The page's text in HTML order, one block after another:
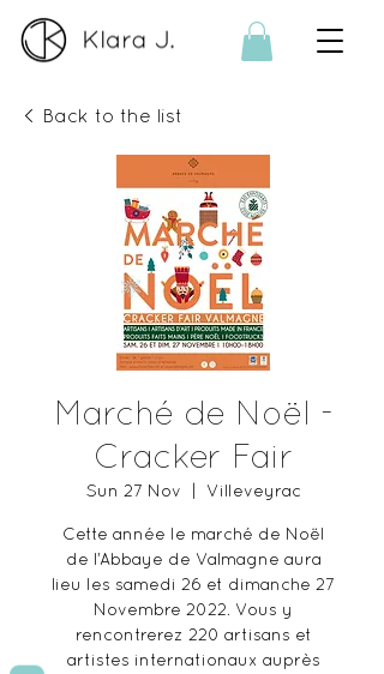
< Back to the list
Marché de Noël -
Cracker Fair
Sun 27 Nov Villeveyrac
Cette année le marché de Noël
de l’Abbaye de Valmagne aura
lieu les samedi 26 et dimanche 27
Novembre 2022. Vous y
rencontrerez 220 artisans et
artistes internationaux auprès